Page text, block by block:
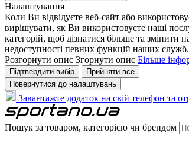
Налаштування
Коли Ви відвідуєте веб-сайт або
вирішувати, як Ви використовуєте наші
категорій, щоб дізнатися більше та
недоступності певних функцій наших служб.
Розгорнути опис Згорнути опис Більше
Підтвердити вибір
Прийняти все
Повернутися до налаштувань
Завантажте додаток на свій телефон та
Пошук за товаром, категорією чи брендом